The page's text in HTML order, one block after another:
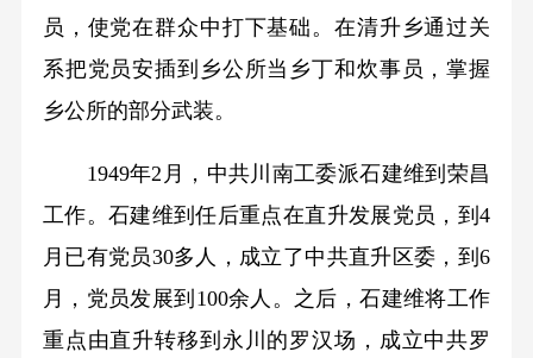
员，使党在群众中打下基础。在清升乡通过关
系把党员安插到乡公所当乡丁和炊事员，掌握
乡公所的部分武装。
1949年2月，中共川南工委派石建维到荣昌
工作。石建维到任后重点在直升发展党员，到4
月已有党员30多人，成立了中共直升区委，到6
月，党员发展到100余人。之后，石建维将工作
重点由直升转移到永川的罗汉场，成立中共罗